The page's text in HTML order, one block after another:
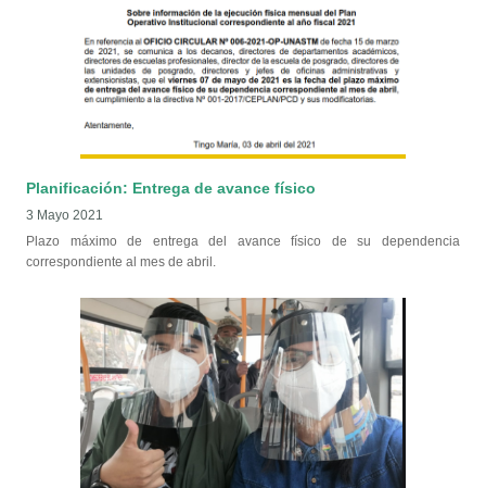
Planificación: Entrega de avance físico
3 Mayo 2021
Plazo máximo de entrega del avance físico de su dependencia
correspondiente al mes de abril.